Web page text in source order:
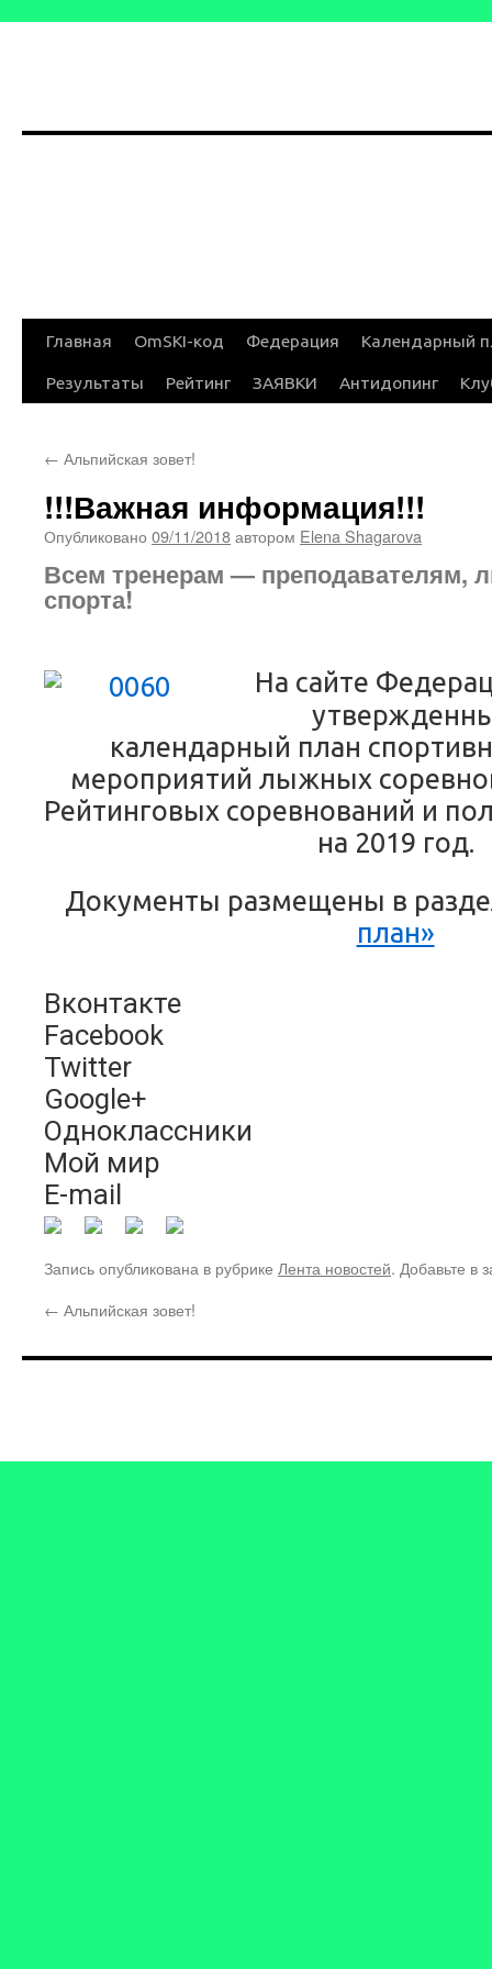
Перейти
Главная OmSKI-код Федерация Календарный
Результаты Рейтинг ЗАЯВКИ Антидопинг
← Альпийская зовет!
!!!Важная информация!!!
Опубликовано 09/11/2018автором Elena Shagarova
Всем тренерам — преподавателям,
спорта!
На сайте
календарный план
мероприятий лыжных
Рейтинговых соревнований и
на 2019 год.
Документы размещены в
план»
Вконтакте
Facebook
Twitter
Google+
Одноклассники
Мой мир
E-mail
Запись опубликована в рубрике Лента новостей. Добавьте в
← Альпийская зовет!